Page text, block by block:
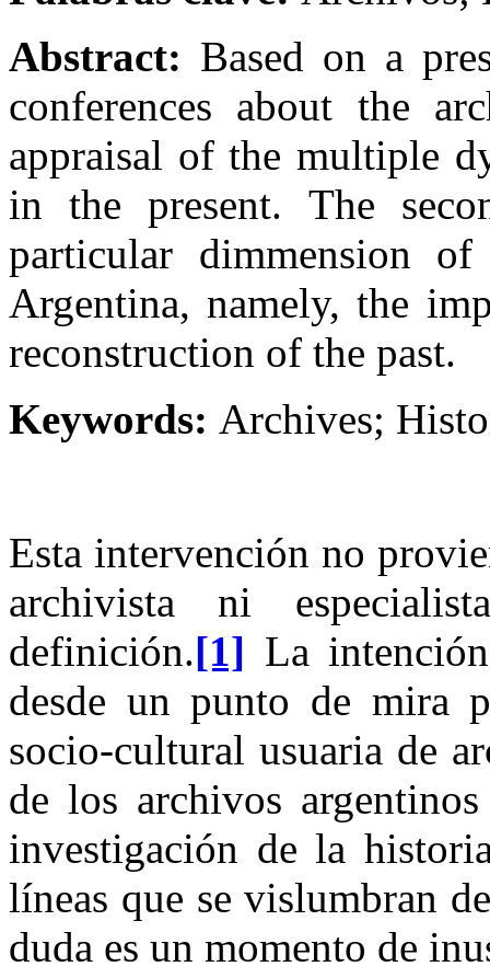
Abstract: Based on a
conferences about the
appraisal of the multiple
in the present. The
particular dimmension
Argentina, namely, the
reconstruction of the past.
Keywords: Archives;
Esta intervención no
archivista ni
definición.[1] La
desde un punto de mira
socio-cultural usuaria de
de los archivos
investigación de la
líneas que se vislumbran
duda es un momento de